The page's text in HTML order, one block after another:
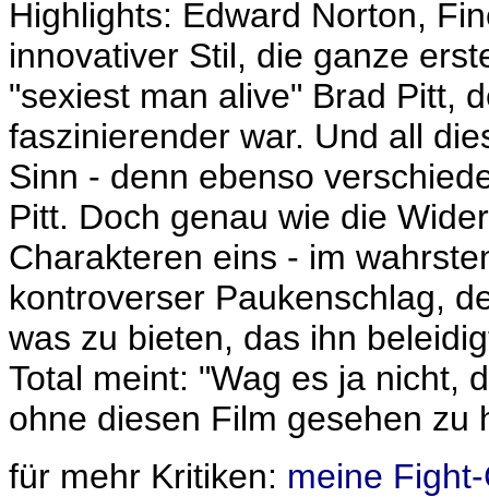
Highlights: Edward Norton,
innovativer Stil, die ganze
"sexiest man alive" Brad Pitt,
faszinierender war. Und all
Sinn - denn ebenso
Pitt. Doch genau wie die
Charakteren eins - im
kontroverser Paukenschlag,
was zu bieten, das ihn
Total meint: "Wag es ja nicht,
ohne diesen Film gesehen zu
für mehr Kritiken: meine